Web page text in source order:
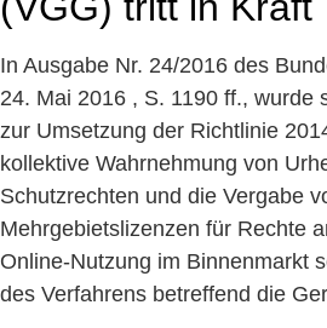
In Ausgabe Nr. 24/2016 des
24. Mai 2016 , S. 1190 ff., wurde
zur Umsetzung der Richtlinie
kollektive Wahrnehmung von
Schutzrechten und die Vergabe
Mehrgebietslizenzen für Rechte
Online-Nutzung im Binnenmarkt
des Verfahrens betreffend die